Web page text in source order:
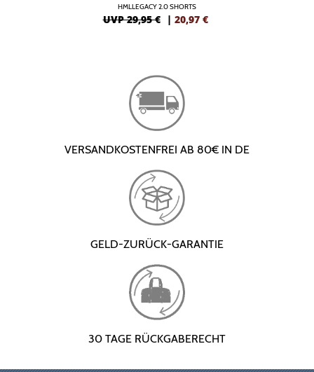
HMLLEGACY 2.0 SHORTS
UVP 29,95 € | 20,97 €
VERSANDKOSTENFREI AB 80€ IN DE
GELD-ZURÜCK-GARANTIE
30 TAGE RÜCKGABERECHT